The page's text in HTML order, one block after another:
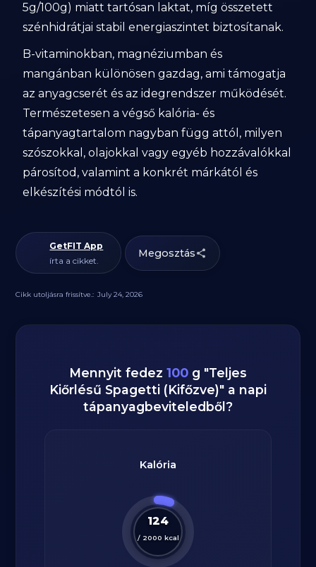
5g/100g) miatt tartósan laktat, míg összetett
szénhidrátjai stabil energiaszintet biztosítanak.
B-vitaminokban, magnéziumban és
mangánban különösen gazdag, ami támogatja
az anyagcserét és az idegrendszer működését.
Természetesen a végső kalória- és
tápanyagtartalom nagyban függ attól, milyen
szószokkal, olajokkal vagy egyéb hozzávalókkal
párosítod, valamint a konkrét márkától és
elkészítési módtól is.
GetFIT App
írta a cikket.
Megosztás
Cikk utoljásra frissítve.: July 24, 2026
Mennyit fedez 100 g "Teljes
Kiőrlésű Spagetti (Kifőzve)" a napi
tápanyagbeviteledből?
Kalória
124
/ 2000 kcal